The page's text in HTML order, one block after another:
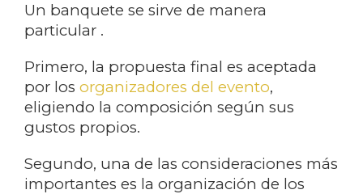
Un banquete se sirve de manera
particular .
Primero, la propuesta final es aceptada
por los organizadores del evento,
eligiendo la composición según sus
gustos propios.
Segundo, una de las consideraciones más
importantes es la organización de los